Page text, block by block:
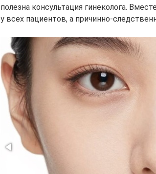
полезна консультация гинеколога.
у всех пациентов, а причинно-